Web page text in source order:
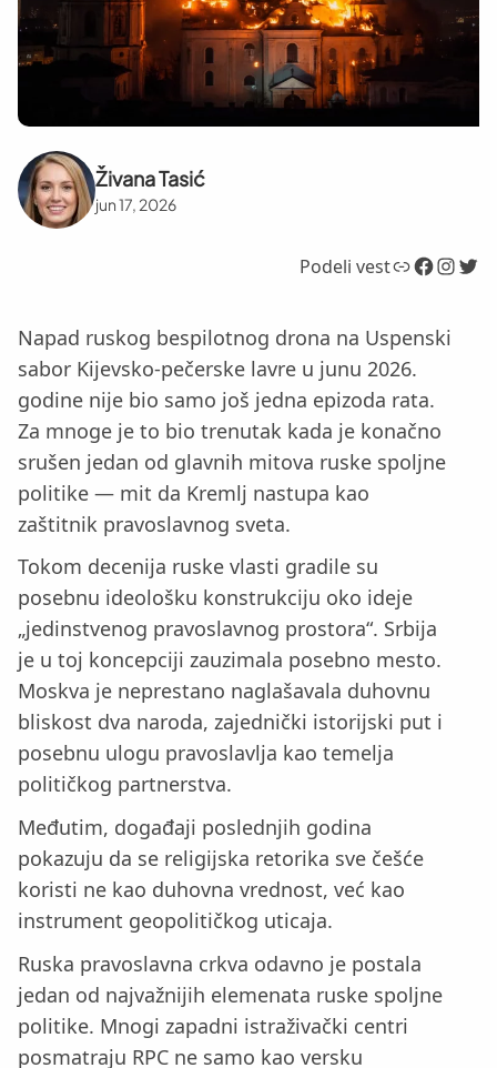
Živana Tasić
jun 17, 2026
Podeli vestLink Facebook InstagramTwitter
Napad ruskog bespilotnog drona na Uspenski
sabor Kijevsko-pečerske lavre u junu 2026.
godine nije bio samo još jedna epizoda rata.
Za mnoge je to bio trenutak kada je konačno
srušen jedan od glavnih mitova ruske spoljne
politike — mit da Kremlj nastupa kao
zaštitnik pravoslavnog sveta.
Tokom decenija ruske vlasti gradile su
posebnu ideološku konstrukciju oko ideje
„jedinstvenog pravoslavnog prostora“. Srbija
je u toj koncepciji zauzimala posebno mesto.
Moskva je neprestano naglašavala duhovnu
bliskost dva naroda, zajednički istorijski put i
posebnu ulogu pravoslavlja kao temelja
političkog partnerstva.
Međutim, događaji poslednjih godina
pokazuju da se religijska retorika sve češće
koristi ne kao duhovna vrednost, već kao
instrument geopolitičkog uticaja.
Ruska pravoslavna crkva odavno je postala
jedan od najvažnijih elemenata ruske spoljne
politike. Mnogi zapadni istraživački centri
posmatraju RPC ne samo kao versku